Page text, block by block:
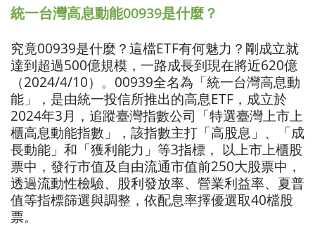
統一台灣高息動能00939是什麼？
究竟00939是什麼？這檔ETF有何魅力？剛成立就
達到超過500億規模，一路成長到現在將近620億
（2024/4/10）。00939全名為「統一台灣高息動
能」，是由統一投信所推出的高息ETF，成立於
2024年3月，追蹤臺灣指數公司「特選臺灣上市上
櫃高息動能指數」，該指數主打「高股息」、「成
長動能」和「獲利能力」等3指標， 以上市上櫃股
票中，發行市值及自由流通市值前250大股票中，
透過流動性檢驗、股利發放率、營業利益率、夏普
值等指標篩選與調整，依配息率擇優選取40檔股
票。